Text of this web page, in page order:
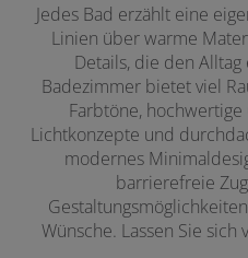
Jedes Bad erzählt eine
Linien über warme
Details, die den
Badezimmer bietet viel
Farbtöne,
Lichtkonzepte und
modernes
barrierefreie
Wünsche. Lassen Sie